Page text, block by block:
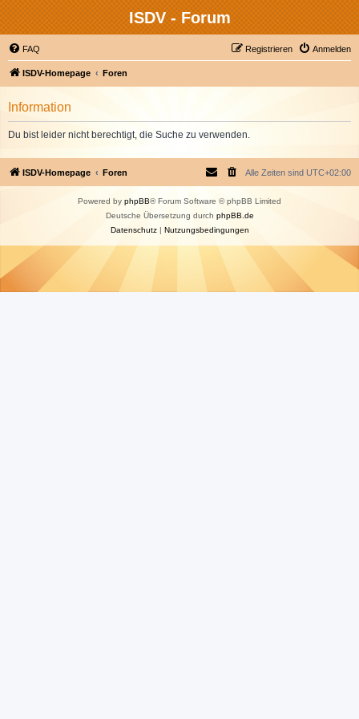
ISDV - Forum
FAQ Anmelden
Registrieren
ISDV-Homepage Foren
Information
Du bist leider nicht berechtigt, die Suche zu verwenden.
ISDV-Homepage Foren Alle Zeiten sind UTC+02:00
Powered by phpBB® Forum Software © phpBB Limited
Deutsche Übersetzung durch phpBB.de
Datenschutz| Nutzungsbedingungen